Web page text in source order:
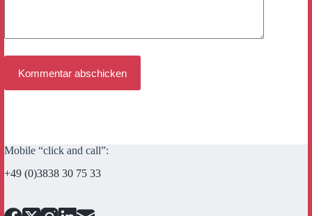
Kommentar abschicken
Mobile “click and call”:
+49 (0)3838 30 75 33